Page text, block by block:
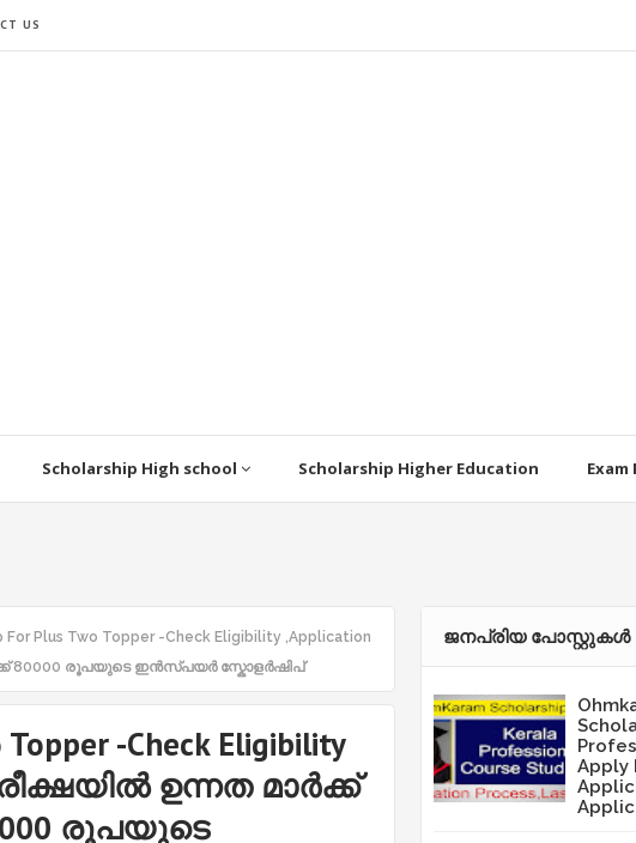
US
Scholarship High school Scholarship Higher Education Exam
For Plus Two Topper -Check Eligibility ,Application
80000 രൂപയുടെ ഇൻസ്പയർ സ്കോളർഷിപ്
-Check Eligibility
ഉന്നത മാർക്ക്
രൂപയുടെ
ജനപ്രിയ പോസ്റ്റുകള്‍‌
Apply